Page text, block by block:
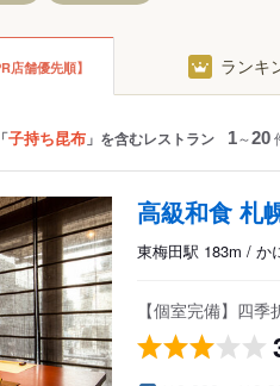
中津駅（阪
店舗優先順】 ランキ
子持ち昆布 」を含むレストラン 1～20
高級和食 札
東梅田駅 183m / か
【個室完備】四